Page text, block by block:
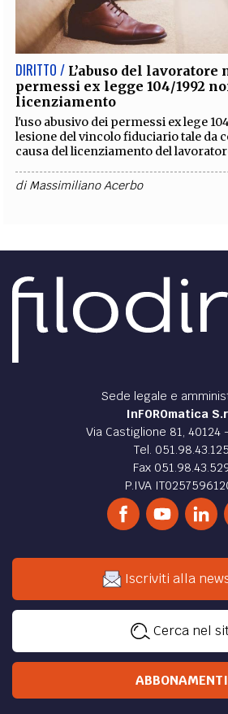
EXTRA
CODICI RUBRICHE LIBRI PROCEEDINGS
SOCIAL MEDIA
DIRITTO / L’abuso del lavoratore
permessi ex legge 104/1992
licenziamento
l'uso abusivo dei permessi ex lege
lesione del vincolo fiduciario tale da
causa del licenziamento del
diMassimiliano Acerbo
Sede legale e
InFOROmatica
Via Castiglione 81, 40124
Tel. 051.98.43.125
Fax
P.IVA
Iscriviti alla
Cerca nel
ABBONAMENTI